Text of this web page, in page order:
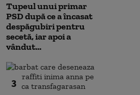
Tupeul unui primar
PSD după ce a încasat
despăgubiri pentru
secetă, iar apoi a
vândut...
3